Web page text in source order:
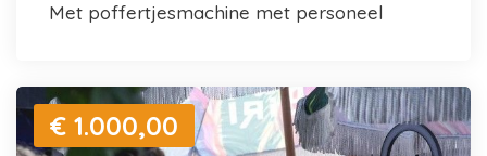
met poffertjesmachine met personeel
€ 1.000,00